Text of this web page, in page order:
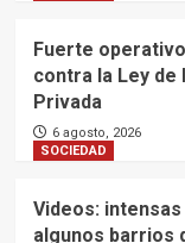
Fuerte
contra la Ley de
Privada
6 agosto, 2026
SOCIEDAD
Videos:
algunos barrios